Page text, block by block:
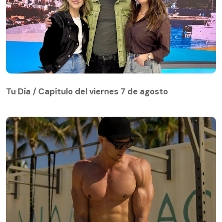
Tu Día / Capítulo del viernes 7 de agosto